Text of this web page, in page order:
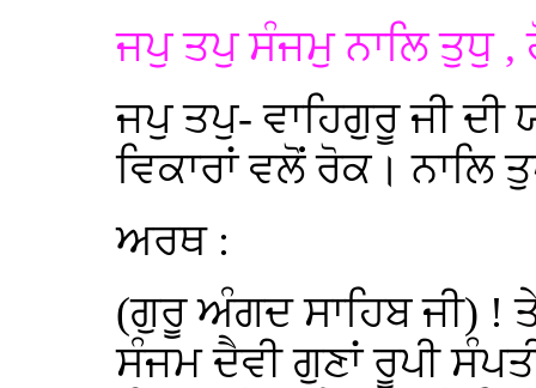
ਜਪੁ ਤਪੁ ਸੰਜਮੁ ਨਾਲਿ ਤੁਧੁ
ਜਪੁ ਤਪੁ- ਵਾਹਿਗੁਰੂ ਜੀ
ਵਿਕਾਰਾਂ ਵਲੋਂ ਰੋਕ। ਨਾਲਿ
ਅਰਥ :
(ਗੁਰੂ ਅੰਗਦ ਸਾਹਿਬ ਜੀ) !
ਸੰਜਮ ਦੈਵੀ ਗੁਣਾਂ ਰੂਪੀ